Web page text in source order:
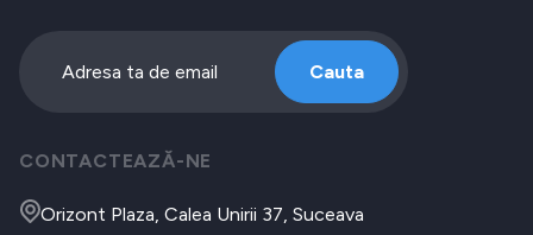
Cauta
CONTACTEAZĂ-NE
Orizont Plaza, Calea Unirii 37, Suceava